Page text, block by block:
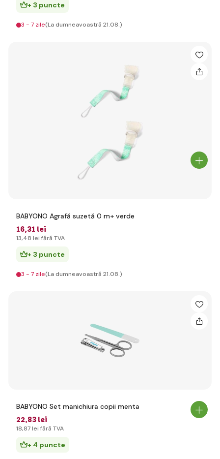
+ 3 puncte
3 - 7 zile(La dumneavoastră 21.08.)
BABYONO Agrafă suzetă 0 m+ verde
16,31 lei
13,48 lei fără TVA
+ 3 puncte
3 - 7 zile(La dumneavoastră 21.08.)
BABYONO Set manichiura copii menta
22,83 lei
18,87 lei fără TVA
+ 4 puncte